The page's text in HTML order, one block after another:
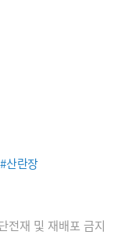
#산란장
전재 및 재배포 금지